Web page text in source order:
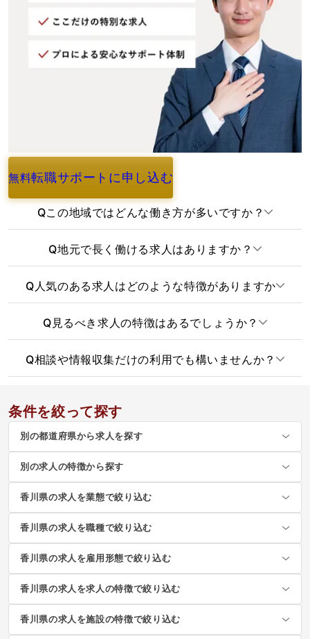
無料転職サポートに申し込む
よくあるご質問
Qこの地域ではどんな働き方が多いですか？
Q地元で長く働ける求人はありますか？
Q 人気のある求人はどのような特徴がありますか
Q 見るべき求人の特徴はあるでしょうか？
Q相談や情報収集だけの利用でも構いませんか？
条件を絞って探す
別の都道府県から求人を探す
別の求人の特徴から探す
香川県の求人を業態で絞り込む
香川県の求人を職種で絞り込む
香川県の求人を雇用形態で絞り込む
香川県の求人を求人の特徴で絞り込む
香川県の求人を施設の特徴で絞り込む